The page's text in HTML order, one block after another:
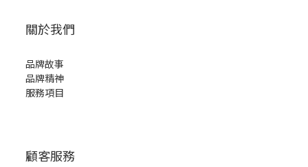
關於我們
品牌故事
品牌精神
服務項目
顧客服務